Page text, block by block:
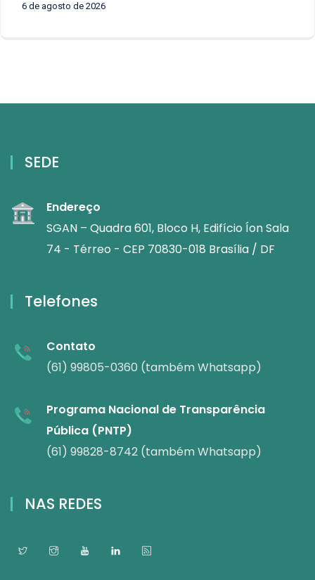
6 de agosto de 2026
SEDE
Endereço
SGAN – Quadra 601, Bloco H, Edifício Íon Sala
74 - Térreo - CEP 70830-018 Brasília / DF
Telefones
Contato
(61) 99805-0360 (também Whatsapp)
Programa Nacional de Transparência
Pública (PNTP)
(61) 99828-8742 (também Whatsapp)
NAS REDES